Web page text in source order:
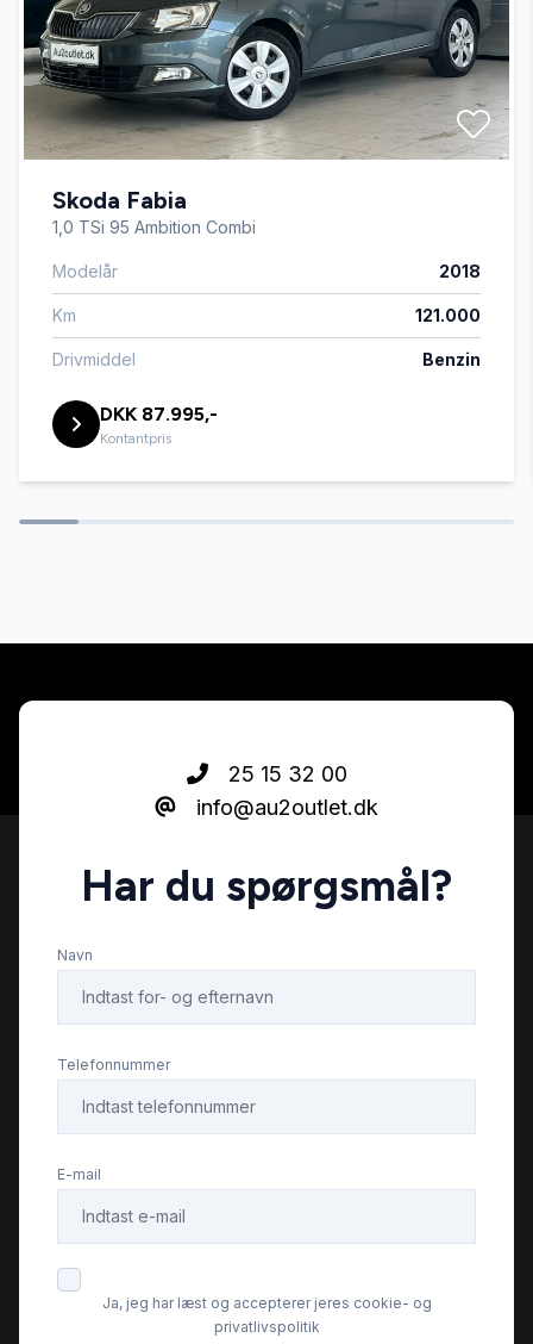
Skoda Fabia
1,0 TSi 95 Ambition Combi
Modelår 2018
Km 121.000
Drivmiddel Benzin
DKK 87.995,-
Kontantpris
25 15 32 00
info@au2outlet.dk
Har du spørgsmål?
Navn
Telefonnummer
E-mail
Ja, jeg har læst og accepterer jeres cookie- og
privatlivspolitik